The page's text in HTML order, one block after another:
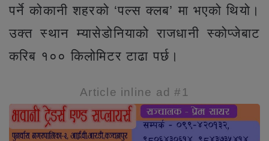
पर्ने कोकानी शहरको ‘पल्स क्लब’ मा भएको थियो।
उक्त स्थान म्यासेडोनियाको राजधानी स्कोप्जेबाट
करिब १०० किलोमिटर टाढा पर्छ।
Article inline ad #1